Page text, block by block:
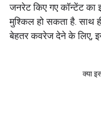
जनरेट किए गए कॉन्टेंट
मुश्किल हो सकता है. साथ
बेहतर कवरेज देने के लिए,
क्या